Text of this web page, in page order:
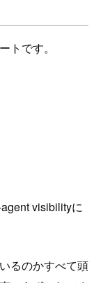
トです。
visibilityに
るのかすべて頭